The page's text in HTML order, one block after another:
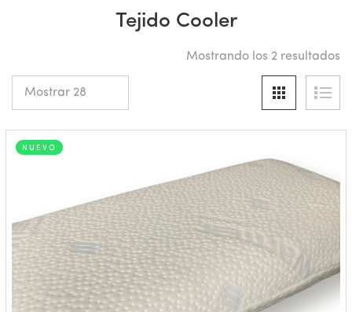
Tejido Cooler
Mostrando los 2 resultados
NUEVO